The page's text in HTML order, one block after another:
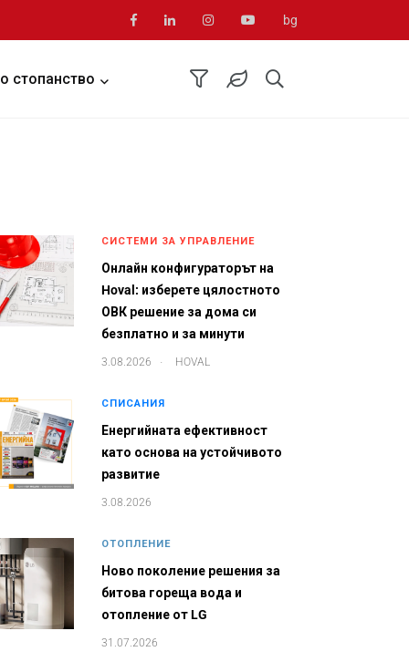
bg
стопанство
СИСТЕМИ ЗА УПРАВЛЕНИЕ
Онлайн конфигураторът на
Hoval: изберете цялостното
ОВК решение за дома си
безплатно и за минути
3.08.2026 . HOVAL
СПИСАНИЯ
Енергийната ефективност
като основа на устойчивото
развитие
3.08.2026
ОТОПЛЕНИЕ
Ново поколение решения за
битова гореща вода и
отопление от LG
31.07.2026